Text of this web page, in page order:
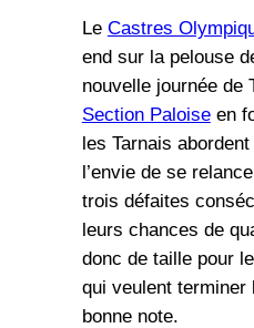
Le Castres
end sur la pelouse
nouvelle journée de
Section Paloiseen
les Tarnais
l’envie de se
trois défaites
leurs chances de
donc de taille pour
qui veulent terminer
bonne note.